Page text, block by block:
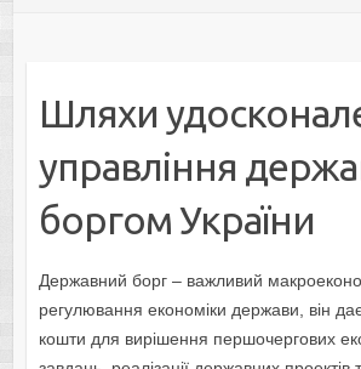
Шляхи
управління
боргом України
Державний борг – важливий
регулювання економіки держави, він
кошти для вирішення першочергових